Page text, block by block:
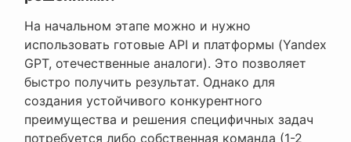
На начальном этапе можно и нужно
использовать готовые API и платформы (Yandex
GPT, отечественные аналоги). Это позволяет
быстро получить результат. Однако для
создания устойчивого конкурентного
преимущества и решения специфичных задач
потребуется либо собственная команда (1-2